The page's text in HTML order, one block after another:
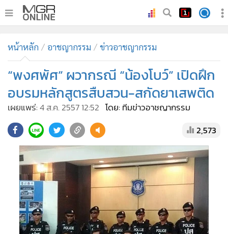
ทันเหตุการณ์
• ภาคใต้
Online Section
• ผู้จัดการรายวัน
คอลัมนิสต์
ละคร
CbizReview
Cyber BIZ
ผู้จัดกวน
Good health & Well-being
หน้าหลัก อาชญากรรม ข่าวอาชญากรรม
“พงศพัศ” ผวากรณี “น้องโบว์” เปิดฝึก
อบรมหลักสูตรสืบสวน-สกัดยาเสพติด
เผยแพร่:4 ส.ค. 2557 12:52 โดย: ทีมข่าวอาชญากรรม
2,573